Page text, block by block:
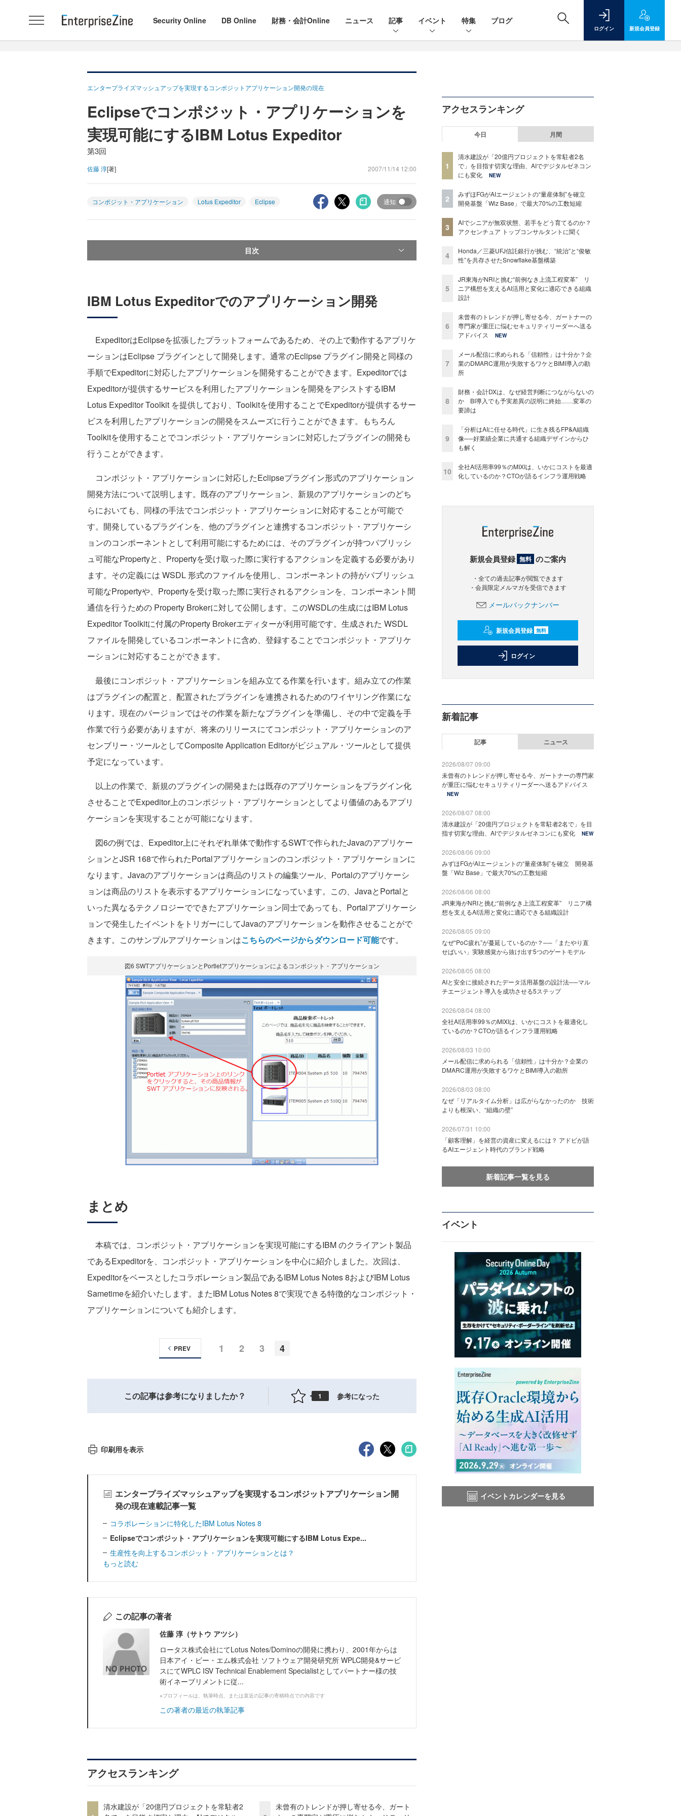
Security Online DB Online 財務・会計Online ニュース 記事 イベント 特集 ブログ
ログイン 新規会員登録
エンタープライズマッシュアップを実現するコンポジットアプリケーション開発の現在
Eclipseでコンポジット・アプリケーションを
実現可能にするIBM Lotus Expeditor
第3回
佐藤 淳[著] 2007/11/14 12:00
コンポジット・アプリケーション Lotus Expeditor Eclipse 通知
目次
IBM Lotus Expeditorでのアプリケーション開発
ExpeditorはEclipseを拡張したプラットフォームであるため、その上で動作するアプリケ
ーションはEclipse プラグインとして開発します。通常のEclipse プラグイン開発と同様の
手順でExpeditorに対応したアプリケーションを開発することができます。Expeditorでは
Expeditorが提供するサービスを利用したアプリケーションを開発をアシストするIBM
Lotus Expeditor Toolkit を提供しており、Toolkitを使用することでExpeditorが提供するサー
ビスを利用したアプリケーションの開発をスムーズに行うことができます。もちろん
Toolkitを使用することでコンポジット・アプリケーションに対応したプラグインの開発も
行うことができます。
コンポジット・アプリケーションに対応したEclipseプラグイン形式のアプリケーション
開発方法について説明します。既存のアプリケーション、新規のアプリケーションのどち
らにおいても、同様の手法でコンポジット・アプリケーションに対応することが可能で
す。開発しているプラグインを、他のプラグインと連携するコンポジット・アプリケーシ
ョンのコンポーネントとして利用可能にするためには、そのプラグインが持つパブリッシ
ュ可能なPropertyと、Propertyを受け取った際に実行するアクションを定義する必要があり
ます。その定義には WSDL 形式のファイルを使用し、コンポーネントの持がパブリッシュ
可能なPropertyや、Propertyを受け取った際に実行されるアクションを、コンポーネント間
通信を行うための Property Brokerに対して公開します。このWSDLの生成にはIBM Lotus
Expeditor Toolkitに付属のProperty Brokerエディターが利用可能です。生成された WSDL
ファイルを開発しているコンポーネントに含め、登録することでコンポジット・アプリケ
ーションに対応することができます。
最後にコンポジット・アプリケーションを組み立てる作業を行います。組み立ての作業
はプラグインの配置と、配置されたプラグインを連携されるためのワイヤリング作業にな
ります。現在のバージョンではその作業を新たなプラグインを準備し、その中で定義を手
作業で行う必要がありますが、将来のリリースにてコンポジット・アプリケーションのア
センブリー・ツールとしてComposite Application Editorがビジュアル・ツールとして提供
予定になっています。
以上の作業で、新規のプラグインの開発または既存のアプリケーションをプラグイン化
させることでExpeditor上のコンポジット・アプリケーションとしてより価値のあるアプリ
ケーションを実現することが可能になります。
図6の例では、Expeditor上にそれぞれ単体で動作するSWTで作られたJavaのアプリケー
ションとJSR 168で作られたPortalアプリケーションのコンポジット・アプリケーションに
なります。Javaのアプリケーションは商品のリストの編集ツール、Portalのアプリケーシ
ョンは商品のリストを表示するアプリケーションになっています。この、JavaとPortalと
いった異なるテクノロジーでできたアプリケーション同士であっても、Portalアプリケーシ
ョンで発生したイベントをトリガーにしてJavaのアプリケーションを動作させることがで
きます。このサンプルアプリケーションはこちらのページからダウンロード可能です。
図6 SWTアプリケーションとPortletアプリケーションによるコンポジット・アプリケーション
まとめ
本稿では、コンポジット・アプリケーションを実現可能にするIBM のクライアント製品
であるExpeditorを、コンポジット・アプリケーションを中心に紹介しました。次回は、
Expeditorをベースとしたコラボレーション製品であるIBM Lotus Notes 8およびIBM Lotus
Sametimeを紹介いたします。またIBM Lotus Notes 8で実現できる特徴的なコンポジット・
アプリケーションについても紹介します。
1 2 3 4
PREV
この記事は参考になりましたか？ 1 参考になった
印刷用を表示
エンタープライズマッシュアップを実現するコンポジットアプリケーション開
発の現在連載記事一覧
コラボレーションに特化したIBM Lotus Notes 8
Eclipseでコンポジット・アプリケーションを実現可能にするIBM Lotus Expe...
生産性を向上するコンポジット・アプリケーションとは？
もっと読む
この記事の著者
佐藤 淳（サトウ アツシ）
ロータス株式会社にてLotus Notes/Dominoの開発に携わり、2001年からは
日本アイ・ビー・エム株式会社 ソフトウェア開発研究所 WPLC開発&サービ
スにてWPLC ISV Technical Enablement Specialistとしてパートナー様の技
術イネーブリメントに従...
※プロフィールは、執筆時点、または直近の記事の寄稿時点での内容です
この著者の最近の執筆記事
アクセスランキング
清水建設が「20億円プロジェクトを常駐者2
未曾有のトレンドが押し寄せる今、ガート
アクセスランキング
今日 月間
1
清水建設が「20億円プロジェクトを常駐者2名
で」を目指す切実な理由、AIでデジタルゼネコン
にも変化
NEW
2
みずほFGがAIエージェントの“量産体制”を確立
開発基盤「Wiz Base」で最大70%の工数短縮
3
AIでシニアが無双状態、若手をどう育てるのか？
アクセンチュア トップコンサルタントに聞く
4
Honda／三菱UFJ信託銀行が挑む、“統治”と“俊敏
性”を共存させたSnowflake基盤構築
5
JR東海がNRIと挑む“前例なき上流工程変革” リ
ニア構想を支えるAI活用と変化に適応できる組織
設計
6
未曾有のトレンドが押し寄せる今、ガートナーの
専門家が重圧に悩むセキュリティリーダーへ送る
アドバイス
NEW
7
メール配信に求められる「信頼性」は十分か？企
業のDMARC運用が失敗するワケとBIMI導入の勘
所
8
財務・会計DXは、なぜ経営判断につながらないの
か BI導入でも予実差異の説明に終始……変革の
要諦は
9
「分析はAIに任せる時代」に生き残るFP&A組織
像──好業績企業に共通する組織デザインからひ
も解く
10
全社AI活用率99％のMIXIは、いかにコストを最適
化しているのか？CTOが語るインフラ運用戦略
新規会員登録 無料 のご案内
・全ての過去記事が閲覧できます
・会員限定メルマガを受信できます
メールバックナンバー
新規会員登録 無料
ログイン
新着記事
記事 ニュース
2026/08/07 09:00
未曾有のトレンドが押し寄せる今、ガートナーの専門家
が重圧に悩むセキュリティリーダーへ送るアドバイス
NEW
2026/08/07 08:00
清水建設が「20億円プロジェクトを常駐者2名で」を目
指す切実な理由、AIでデジタルゼネコンにも変化
NEW
2026/08/06 09:00
みずほFGがAIエージェントの“量産体制”を確立 開発基
盤「Wiz Base」で最大70%の工数短縮
2026/08/06 08:00
JR東海がNRIと挑む“前例なき上流工程変革” リニア構
想を支えるAI活用と変化に適応できる組織設計
2026/08/05 09:00
なぜ“PoC疲れ”が蔓延しているのか？──「またやり直
せばいい」実験感覚から抜け出す5つのゲートモデル
2026/08/05 08:00
AIと安全に接続されたデータ活用基盤の設計法──マル
チエージェント導入を成功させる5ステップ
2026/08/04 08:00
全社AI活用率99％のMIXIは、いかにコストを最適化し
ているのか？CTOが語るインフラ運用戦略
2026/08/03 10:00
メール配信に求められる「信頼性」は十分か？企業の
DMARC運用が失敗するワケとBIMI導入の勘所
2026/08/03 08:00
なぜ「リアルタイム分析」は広がらなかったのか 技術
よりも根深い、“組織の壁”
2026/07/31 10:00
「顧客理解」を経営の資産に変えるには？ アドビが語
るAIエージェント時代のブランド戦略
新着記事一覧を見る
イベント
イベントカレンダーを見る